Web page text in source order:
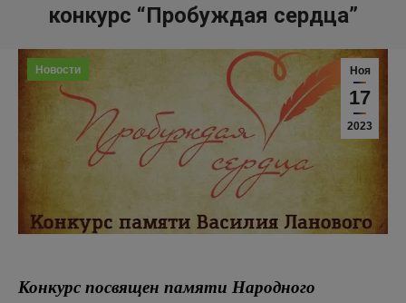
конкурс “Пробуждая сердца”
Ноя
17
2023
Новости
Конкурс посвящен памяти Народного